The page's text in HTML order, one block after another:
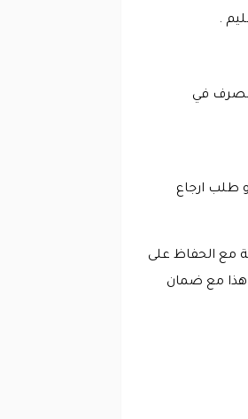
.
مصرف في
و طلب ارجاع
مع الحفاظ على
. هذا مع ضمان